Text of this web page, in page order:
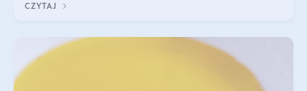
CZYTAJ